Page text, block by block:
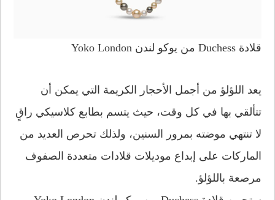
قلادة Duchess من يوكو لندن Yoko London
يعد اللؤلؤ من أجمل الأحجار الكريمة التي يمكن أن
تتألقي بها في كل وقت، حيث يتسم بطابع كلاسيكي راقٍ
لا تنتهي موضته بمرور السنين، ولذلك تحرص العديد من
الماركات على إبداع موديلات قلادات متعددة الصفوف
مرصعة باللؤلؤ.